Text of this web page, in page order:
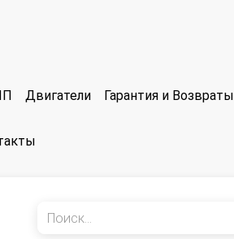
Двигатели Гарантия и Возвраты